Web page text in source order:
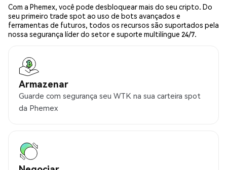
Com a Phemex, você pode desbloquear mais do seu cripto. Do
seu primeiro trade spot ao uso de bots avançados e
ferramentas de futuros, todos os recursos são suportados pela
nossa segurança líder do setor e suporte multilíngue 24/7.
Armazenar
Guarde com segurança seu WTK na sua carteira spot
da Phemex